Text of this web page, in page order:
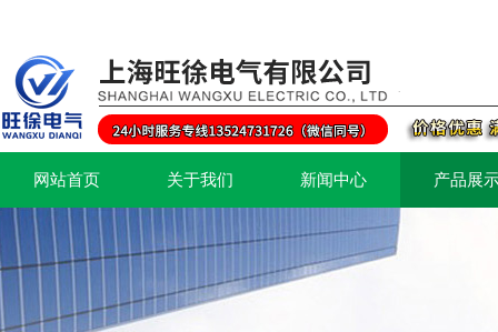
网站首页 关于我们 新闻中心 产品展